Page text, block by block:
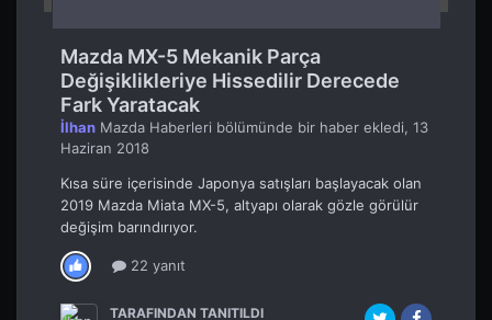
Mazda MX-5 Mekanik Parça
Değişiklikleriye Hissedilir Derecede
Fark Yaratacak
İlhan Mazda Haberleri bölümünde bir haber ekledi, 13
Haziran 2018
Kısa süre içerisinde Japonya satışları başlayacak olan
2019 Mazda Miata MX-5, altyapı olarak gözle görülür
değişim barındırıyor.
22 yanıt
TARAFINDAN TANITILDI